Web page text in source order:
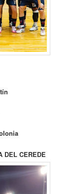
DEL CEREDE